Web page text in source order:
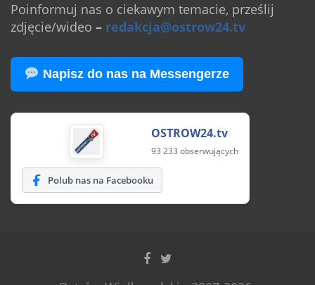
Poinformuj nas o ciekawym temacie, prześlij
zdjęcie/wideo – redakcja@ostrow24.tv
Napisz do nas na Messengerze
OSTROW24.tv
93 233 obserwujących
Polub nas na Facebooku